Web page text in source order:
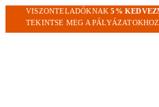
VISZONTELADÓKNAK5%
TEKINTSE MEG A